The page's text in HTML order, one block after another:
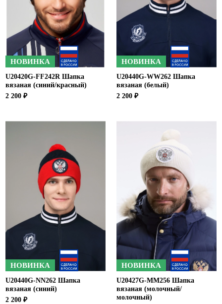
Ханты-Мансийский автономный округ (3)
Челябинская область (2)
Ямало-Ненецкий автономный округ (1)
Ярославская область (1)
НОВИНКА
U20420G-FF242R Шапка
вязаная (синий/красный)
2 200 ₽
НОВИНКА
U20440G-WW262 Шапка
вязаная (белый)
2 200 ₽
НОВИНКА
U20440G-NN262 Шапка
вязаная (синий)
2 200 ₽
НОВИНКА
U20427G-MM256 Шапка
вязаная (молочный/
молочный)